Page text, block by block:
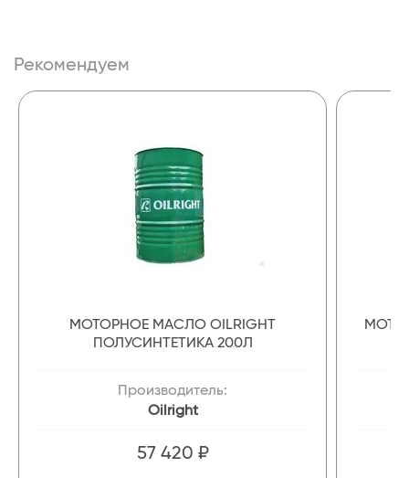
Рекомендуем
МОТОРНОЕ МАСЛО OILRIGHT
ПОЛУСИНТЕТИКА 200Л
Производитель:
Oilright
57 420 ₽